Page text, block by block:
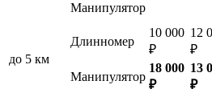
Манипулятор
до 5 км
Длинномер
10 000
₽
12
₽
Манипулятор
18 000
₽
13
₽